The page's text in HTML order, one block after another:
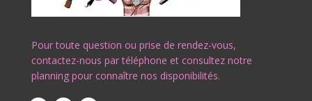
Pour toute question ou prise de rendez-vous,
contactez-nous par téléphone et consultez notre
planning pour connaître nos disponibilités.